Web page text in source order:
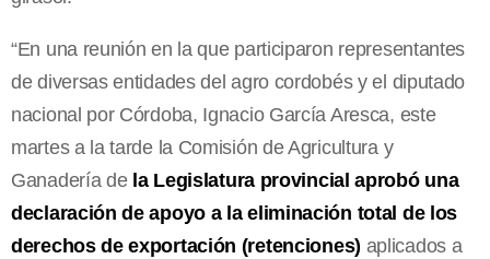
“En una reunión en la que participaron representantes
de diversas entidades del agro cordobés y el diputado
nacional por Córdoba, Ignacio García Aresca, este
martes a la tarde la Comisión de Agricultura y
Ganadería dela Legislatura provincial aprobó una
declaración de apoyo a la eliminación total de los
derechos de exportación (retenciones) aplicados a